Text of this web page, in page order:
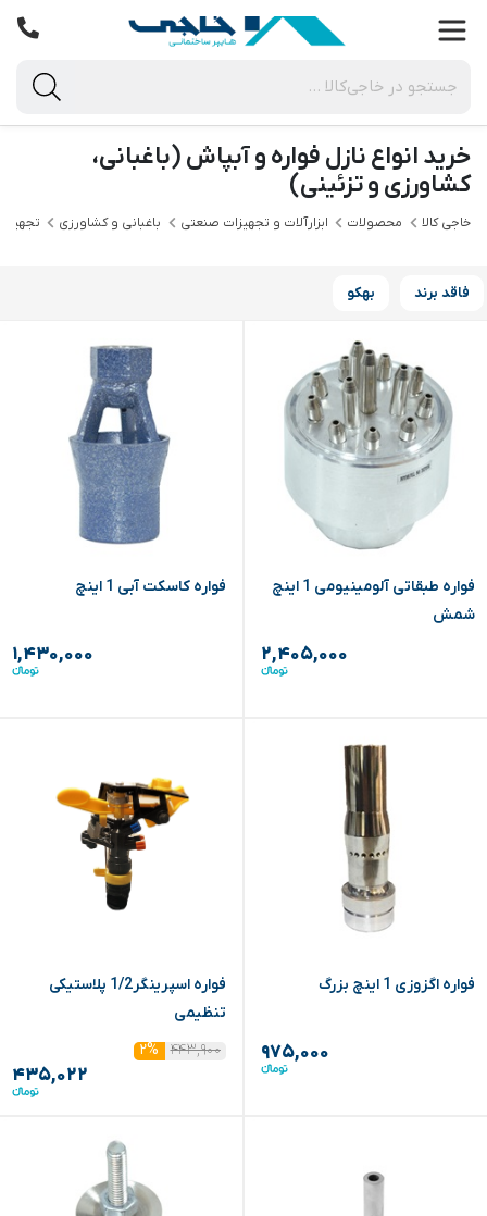
خرید انواع نازل فواره و آبپاش (باغبانی،
کشاورزی و تزئینی)
خاجی‌ کالا محصولات ابزارآلات و تجهیزات صنعتی باغبانی و کشاورزی
فاقد برند بهکو
فواره طبقاتی آلومینیومی 1 اینچ
شمش
۲,۴۰۵,۰۰۰
فواره کاسکت آبی 1 اینچ
۱,۴۳۰,۰۰۰
فواره اگزوزی 1 اینچ بزرگ
۹۷۵,۰۰۰
فواره اسپرینگر1/2 پلاستیکی
تنظیمی
۴۴۳,۹۰۰
۲%
۴۳۵,۰۲۲